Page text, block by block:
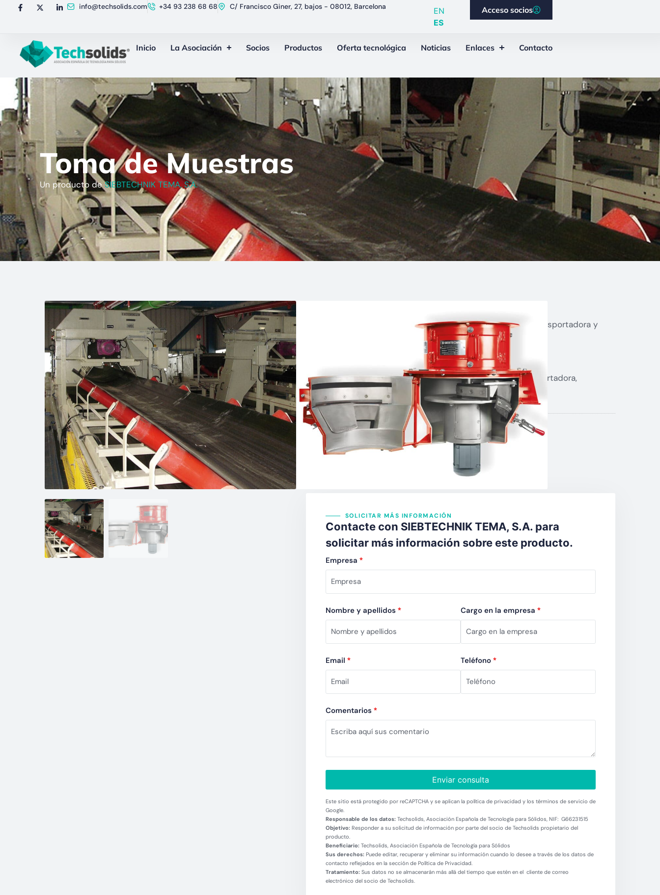
info@techsolids.com +34 93 238 68 68 C/ Francisco Giner, 27, bajos - 08012, Barcelona
EN
ES
Acceso socios
Inicio La Asociación Socios Productos Oferta tecnológica Noticias Enlaces Contacto
Toma de Muestras
Un producto deSIEBTECHNIK TEMA, S.A.
Instalaciones de toma de muestra automática sobre cinta trasportadora y
elementos de preparación de muestra para su análisis.
Toma de muestra de martillo, sobre la cinta trasportadora
Toma de muestra de Cuchara, en el vertido de la cinta trasportadora,
Toma de muestra en tubo vertical no presurizado.
Gama de producto:
Toma muestras
Sector de producto:
Agrícola/ Alimentación
Más acerca del socio
SOLICITAR MÁS INFORMACIÓN
Contacte con SIEBTECHNIK TEMA, S.A. para
solicitar más información sobre este producto.
Empresa *
Nombre y apellidos * Cargo en la empresa*
Email * Teléfono*
Comentarios *
Enviar consulta
Este sitio está protegido por reCAPTCHA y se aplican la política de privacidad y los términos de servicio de
Google.
Responsable de los datos:Techsolids, Asociación Española de Tecnología para Sólidos, NIF: G66231515
Objetivo:Responder a su solicitud de información por parte del socio de Techsolids propietario del
producto.
Beneficiario:Techsolids, Asociación Española de Tecnología para Sólidos
Sus derechos:Puede editar, recuperar y eliminar su información cuando lo desee a través de los datos de
contacto reflejados en la sección de Política de Privacidad.
Tratamiento:Sus datos no se almacenarán más allá del tiempo que estén en el cliente de correo
electrónico del socio de Techsolids.